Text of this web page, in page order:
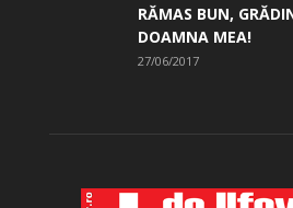
RĂMAS BUN,
DOAMNA MEA!
27/06/2017